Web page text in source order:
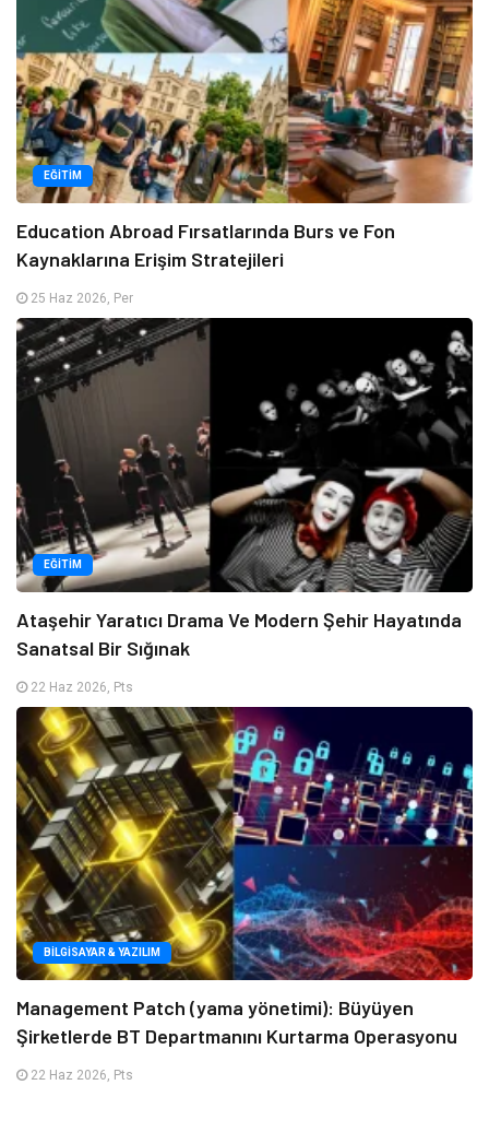
EĞITIM
Education Abroad Fırsatlarında Burs ve Fon
Kaynaklarına Erişim Stratejileri
25 Haz 2026, Per
EĞITIM
Ataşehir Yaratıcı Drama Ve Modern Şehir Hayatında
Sanatsal Bir Sığınak
22 Haz 2026, Pts
BILGISAYAR & YAZILIM
Management Patch (yama yönetimi): Büyüyen
Şirketlerde BT Departmanını Kurtarma Operasyonu
22 Haz 2026, Pts